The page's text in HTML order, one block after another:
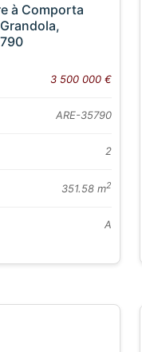
à Comporta
3 500 000 €
ARE-35790
2
351.58 m2
A